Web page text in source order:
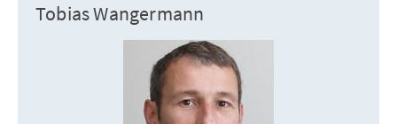
Tobias Wangermann